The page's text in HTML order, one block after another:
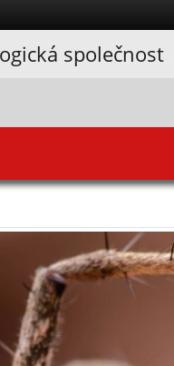
společnost